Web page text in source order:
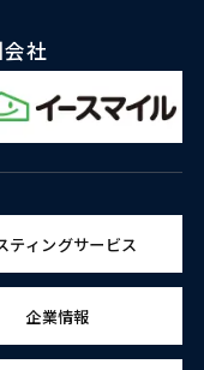
社
ティングサービス
企業情報